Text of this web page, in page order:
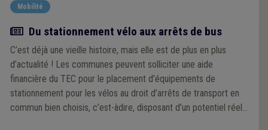
Mobilité
Article
Du stationnement vélo aux arrêts de bus
C’est déjà une vieille histoire, mais elle est de plus en plus
d’actualité ! Les communes peuvent solliciter une aide
financière du TEC pour le placement d’équipements de
stationnement pour les vélos au droit d’arrêts de transport en
commun bien choisis, c’est-àdire, disposant d’un potentiel réel